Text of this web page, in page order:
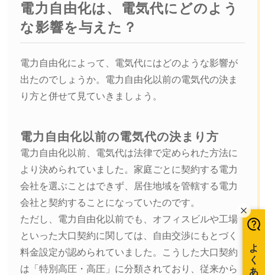
電力自由化は、電気代にどのよう
な影響を与えた？
電力自由化によって、電気代にはどのような影響が
出たのでしょうか。電力自由化以前の電気代の決ま
り方と併せて見ていきましょう。
電力自由化以前の電気代の決まり方
電力自由化以前、電気代は法律で定められた方法に
より決められていました。家庭ごとに契約する電力
会社を選ぶことはできず、居住地域を管轄する電力
会社と契約することになっていたのです。
ただし、電力自由化以前でも、オフィスビルや工場
といった大口契約に関しては、自由交渉にもとづく
料金設定が認められていました。こうした大口契約
は「特別高圧・高圧」に分類されており、従来から